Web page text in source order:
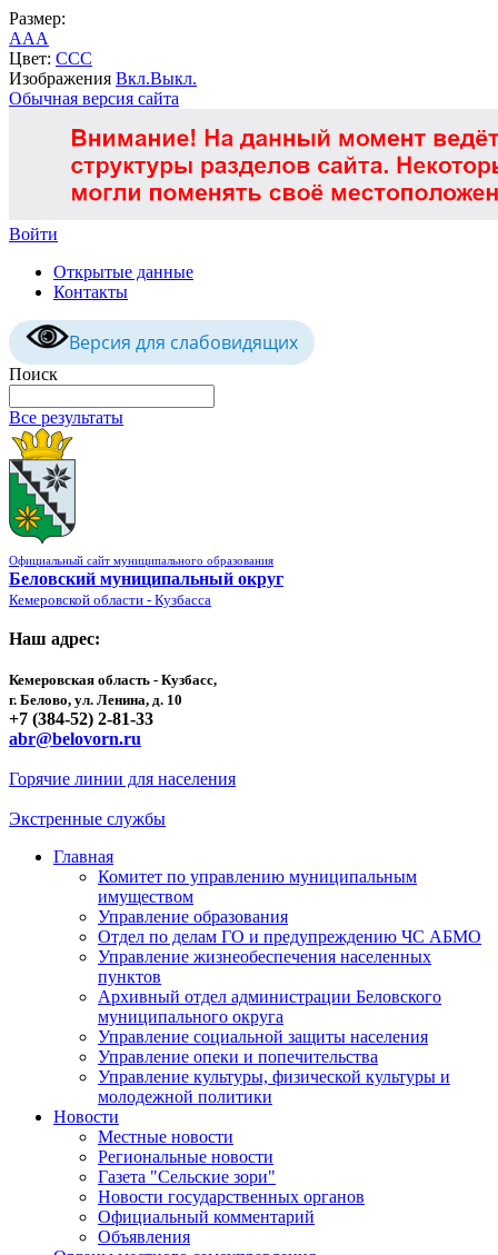
Размер:
AAA
Цвет: CCC
Изображения Вкл.Выкл.
Обычная версия сайта
Войти
Открытые данные
Контакты
Версия для слабовидящих
Поиск
Все результаты
Официальный сайт муниципального образования
Беловский муниципальный округ
Кемеровской области - Кузбасса
Наш адрес:
Кемеровская область - Кузбасс,
г. Белово, ул. Ленина, д. 10
+7 (384-52) 2-81-33
abr@belovorn.ru
Горячие линии для населения
Экстренные службы
Главная
Комитет по управлению муниципальным
имуществом
Управление образования
Отдел по делам ГО и предупреждению ЧС АБМО
Управление жизнеобеспечения населенных
пунктов
Архивный отдел администрации Беловского
муниципального округа
Управление социальной защиты населения
Управление опеки и попечительства
Управление культуры, физической культуры и
молодежной политики
Новости
Местные новости
Региональные новости
Газета "Сельские зори"
Новости государственных органов
Официальный комментарий
Объявления